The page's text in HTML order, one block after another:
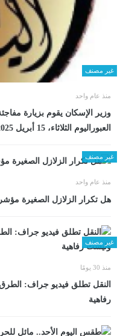
غير مصنف
منذ عام واحد
وزير الإسكان يقوم بزيارة
العبوراليوم الثلاثاء، 15 أبريل 2025 05:15 مـ
غير مصنف
منذ عام واحد
هل تكرار الزلازل الصغيرة
غير مصنف
منذ 30 يومًا
​النقل تطلق فيديو جراف:
رفاهية